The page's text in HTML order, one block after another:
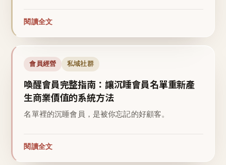
閱讀全文
會員經營 私域社群
喚醒會員完整指南：讓沉睡會員名單重新產
生商業價值的系統方法
名單裡的沉睡會員，是被你忘記的好顧客。
閱讀全文